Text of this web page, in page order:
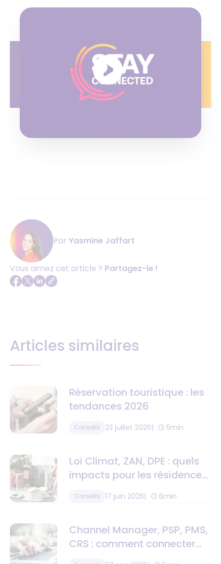
Par Yasmine Jaffart
Vous aimez cet article ? Partagez-le !
Articles similaires
Réservation touristique : les
tendances 2026
Conseils 23 juillet 2026 5min
Loi Climat, ZAN, DPE : quels
impacts pour les résidences
Conseils 17 juin 2026 6min
Channel Manager, PSP, PMS,
CRS : comment connecter